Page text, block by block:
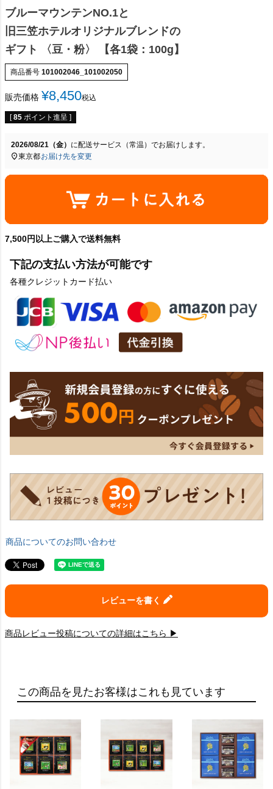
ブルーマウンテンNO.1と
旧三笠ホテルオリジナルブレンドの
ギフト 〈豆・粉〉 【各1袋：100g】
商品番号 101002046_101002050
販売価格 ¥8,450税込
[ 85 ポイント進呈 ]
2026/08/21（金） に配送サービス（常温） でお届けします。
東京都お届け先を変更
7,500円以上ご購入で送料無料
下記の支払い方法が可能です
各種クレジットカード払い
商品についてのお問い合わせ
レビューを書く
商品レビュー投稿についての詳細はこちら ▶
この商品を見たお客様はこれも見ています